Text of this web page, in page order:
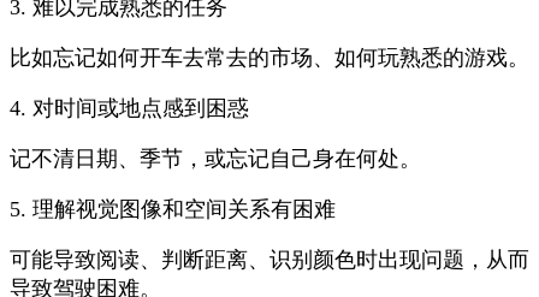
3. 难以完成熟悉的任务
比如忘记如何开车去常去的市场、如何玩熟悉的游戏。
4. 对时间或地点感到困惑
记不清日期、季节，或忘记自己身在何处。
5. 理解视觉图像和空间关系有困难
可能导致阅读、判断距离、识别颜色时出现问题，从而
导致驾驶困难。